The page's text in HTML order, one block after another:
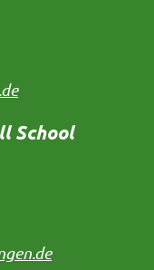
School